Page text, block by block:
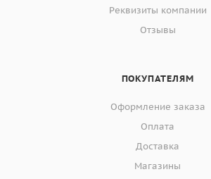
Реквизиты компании
Отзывы
ПОКУПАТЕЛЯМ
Оформление заказа
Оплата
Доставка
Магазины